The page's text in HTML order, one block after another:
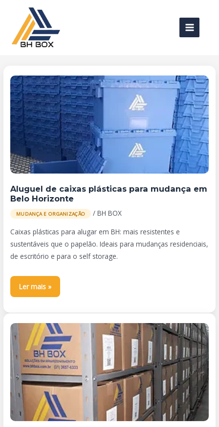
conteúdo
MENU
Aluguel de caixas plásticas para mudança em
Belo Horizonte
MUDANÇA E ORGANIZAÇÃO /BH BOX
Caixas plásticas para alugar em BH: mais resistentes e
sustentáveis que o papelão. Ideais para mudanças residenciais,
de escritório e para o self storage.
Aluguel
de
caixas
plásticas
para
mudança
em
Belo
Ler mais »
GED
digitalização
de
documentos
para
empresas
em
Paginação